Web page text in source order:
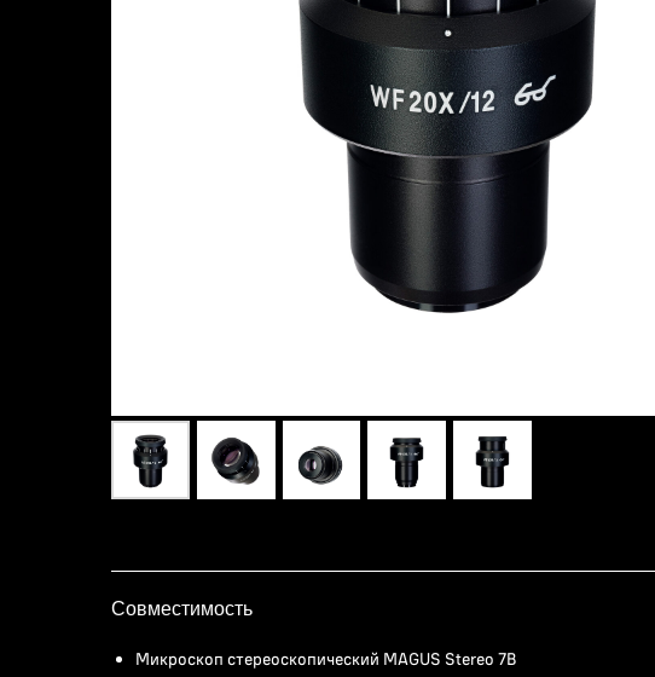
Совместимость
Микроскоп стереоскопический MAGUS Stereo 7B